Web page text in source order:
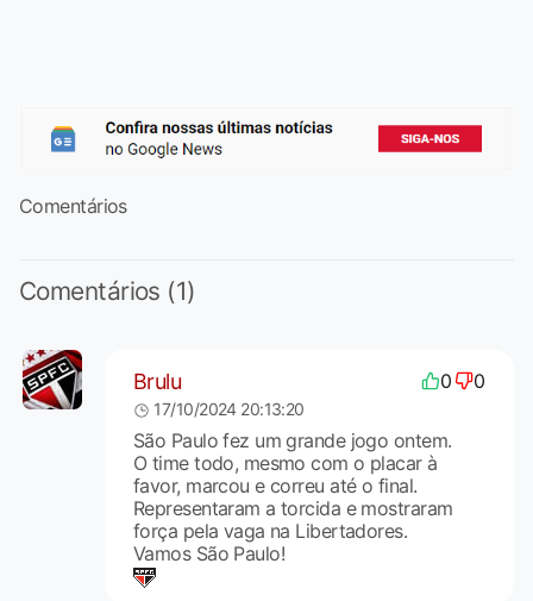
Comentários
Comentários (1)
Brulu 0 0
17/10/2024 20:13:20
São Paulo fez um grande jogo ontem.
O time todo, mesmo com o placar à
favor, marcou e correu até o final.
Representaram a torcida e mostraram
força pela vaga na Libertadores.
Vamos São Paulo!